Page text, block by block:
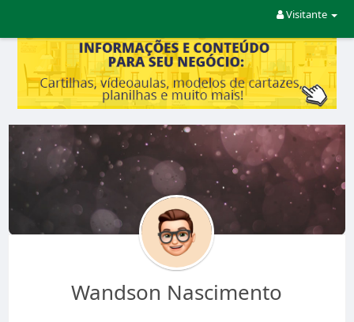
Visitante
Wandson Nascimento